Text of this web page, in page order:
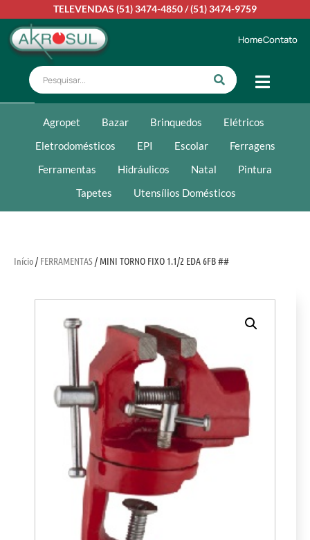
TELEVENDAS (51) 3474-4850/(51) 3474-9759
HomeContato
Agropet Bazar Brinquedos
Elétricos
Eletrodomésticos
EPI Escolar
Ferragens
Ferramentas
Hidráulicos Natal
Pintura
Tapetes
Utensílios Domésticos
Início/ FERRAMENTAS/ MINI TORNO FIXO 1.1/2 EDA 6FB ##